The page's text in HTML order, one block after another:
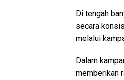
Di tengah
secara
melalui
Dalam
memberikan